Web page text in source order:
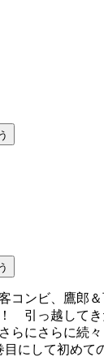
コンビ、鷹郎
引っ越してき
らにさらに続
にして初めて